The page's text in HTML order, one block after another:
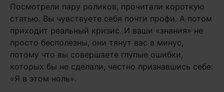
Посмотрели пару роликов, прочитали короткую
статью. Вы чувствуете себя почти профи. А потом
приходит реальный кризис. И ваши «знания» не
просто бесполезны, они тянут вас в минус,
потому что вы совершаете глупые ошибки,
которых бы не сделали, честно признавшись себе:
«Я в этом ноль».